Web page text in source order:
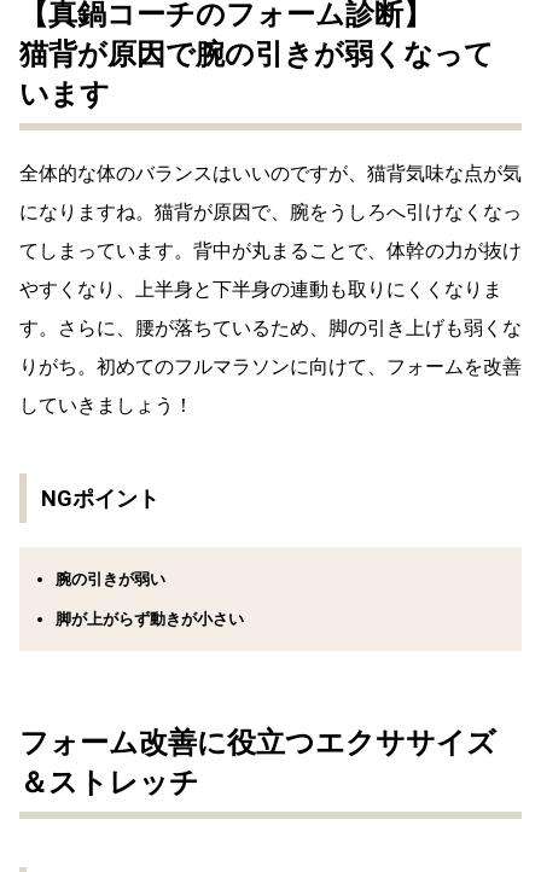
【真鍋コーチのフォーム診断】
猫背が原因で腕の引きが弱くなって
います
全体的な体のバランスはいいのですが、猫背気味な点が気
になりますね。猫背が原因で、腕をうしろへ引けなくなっ
てしまっています。背中が丸まることで、体幹の力が抜け
やすくなり、上半身と下半身の連動も取りにくくなりま
す。さらに、腰が落ちているため、脚の引き上げも弱くな
りがち。初めてのフルマラソンに向けて、フォームを改善
していきましょう！
NGポイント
腕の引きが弱い
脚が上がらず動きが小さい
フォーム改善に役立つエクササイズ
＆ストレッチ